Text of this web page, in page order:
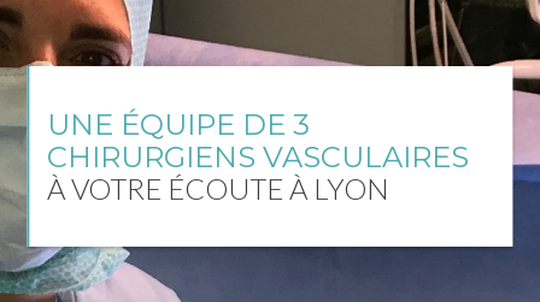
UNE ÉQUIPE DE 3
CHIRURGIENS VASCULAIRES
À VOTRE ÉCOUTE À LYON